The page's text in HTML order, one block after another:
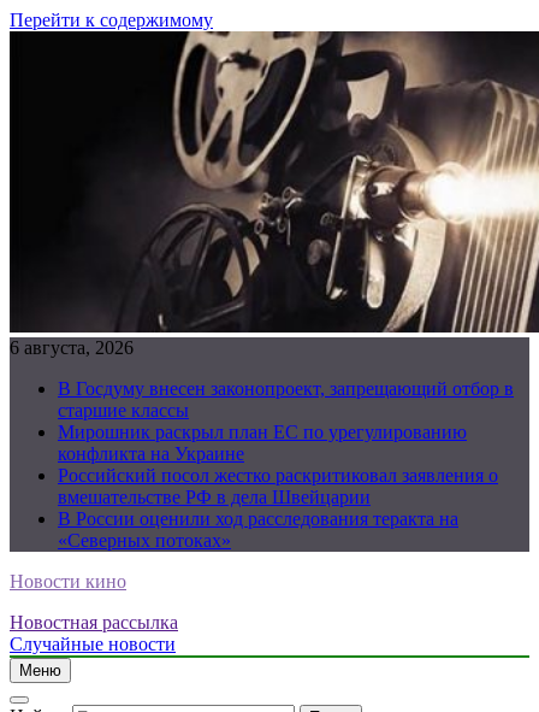
Перейти к содержимому
6 августа, 2026
В Госдуму внесен законопроект, запрещающий отбор в
старшие классы
Мирошник раскрыл план ЕС по урегулированию
конфликта на Украине
Российский посол жестко раскритиковал заявления о
вмешательстве РФ в дела Швейцарии
В России оценили ход расследования теракта на
«Северных потоках»
Новости кино
Новостная рассылка
Случайные новости
Меню